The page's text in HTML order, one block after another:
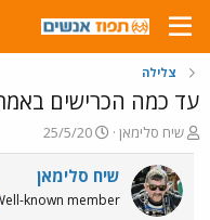
צלילה
עד כמה הכרישים
פ
ו
ת
ח
ה
שיח סלימאן
פ
ו
ר
ם
25/5/20
שיח סלימאן
known member